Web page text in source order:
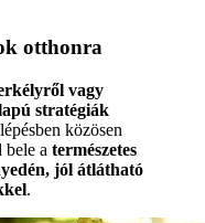
otthonra
vagy
stratégiák
közösen
a természetes
jól átlátható
.